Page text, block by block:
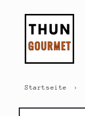
Startseite ›